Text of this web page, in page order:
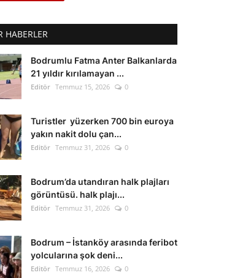
HABERLER
Bodrumlu Fatma Anter Balkanlarda
21 yıldır kırılamayan ...
Editör Temmuz 15, 2026 0
Turistler yüzerken 700 bin euroya
yakın nakit dolu çan...
Editör Temmuz 31, 2026 0
Bodrum’da utandıran halk plajları
görüntüsü. halk plajı...
Editör Temmuz 31, 2026 0
Bodrum – İstanköy arasında feribot
yolcularına şok deni...
Editör Temmuz 16, 2026 0